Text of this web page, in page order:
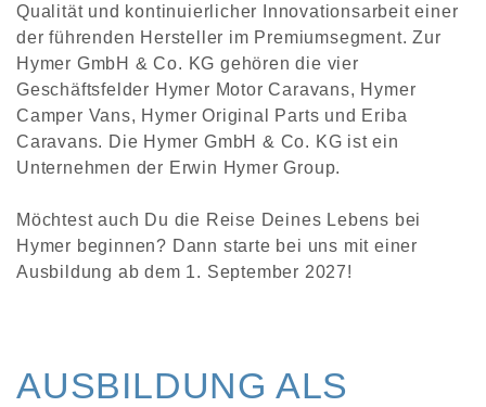
Qualität und kontinuierlicher Innovationsarbeit einer
der führenden Hersteller im Premiumsegment. Zur
Hymer GmbH & Co. KG gehören die vier
Geschäftsfelder Hymer Motor Caravans, Hymer
Camper Vans, Hymer Original Parts und Eriba
Caravans. Die Hymer GmbH & Co. KG ist ein
Unternehmen der Erwin Hymer Group.
Möchtest auch Du die Reise Deines Lebens bei
Hymer beginnen? Dann starte bei uns mit einer
Ausbildung ab dem 1. September 2027!
AUSBILDUNG ALS